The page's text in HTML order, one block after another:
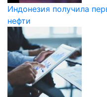
Индонезия получила
нефти